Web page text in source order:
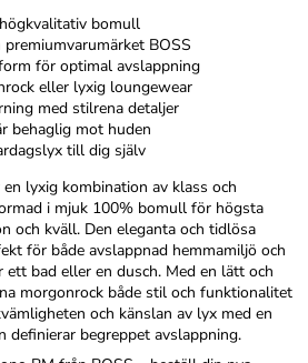
bomull
BOSS
för optimal avslappning
eller lyxig loungewear
med stilrena detaljer
behaglig mot huden
till dig själv
lyxig kombination av klass och
i mjuk 100% bomull för högsta
och kväll. Den eleganta och tidlösa
för både avslappnad hemmamiljö och
bad eller en dusch. Med en lätt och
morgonrock både stil och funktionalitet
och känslan av lyx med en
definierar begreppet avslappning.